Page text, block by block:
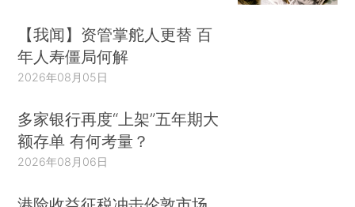
【我闻】资管掌舵人更替 百
年人寿僵局何解
2026年08月05日
多家银行再度“上架”五年期大
额存单 有何考量？
2026年08月06日